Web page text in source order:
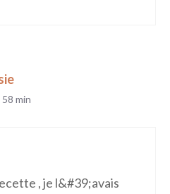
min
, je l&#39;avais